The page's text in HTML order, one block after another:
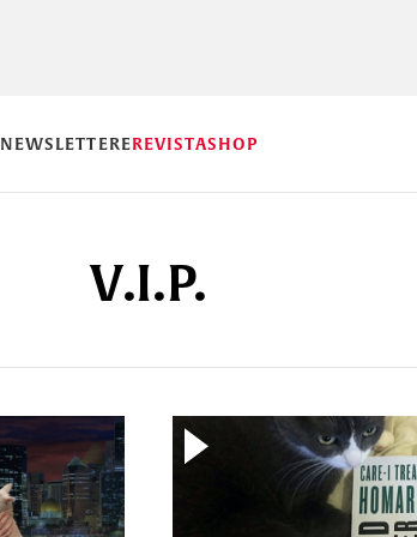
NEWSLETTEREREVISTASHOP
V.I.P.